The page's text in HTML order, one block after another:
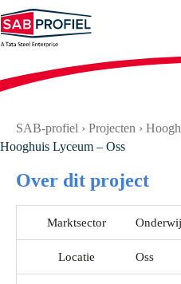
naar
de
inhoud
SAB-profiel › Projecten ›
Hooghuis Lyceum – Oss
Over dit project
Marktsector
Locatie Oss